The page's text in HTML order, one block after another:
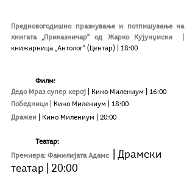
Предновогодишно празнување и потпишување на
книгата „Приказничар“ од Жарко Кујунџиски
книжарница „Антолог“ (Центар) | 18:00
Филм:
Дедо Мраз супер херој
| Кино Милениум | 16:00
Победници
| Кино Милениум | 18:00
Дражен
| Кино Милениум | 20:00
Театар:
Премиера: Фамилијата Адамс
| Драмски
театар | 20:00